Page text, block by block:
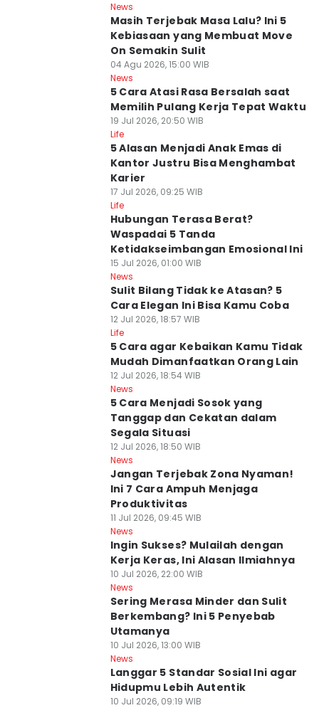
News
Masih Terjebak Masa Lalu? Ini 5
Kebiasaan yang Membuat Move
On Semakin Sulit
04 Agu 2026, 15:00 WIB
News
5 Cara Atasi Rasa Bersalah saat
Memilih Pulang Kerja Tepat Waktu
19 Jul 2026, 20:50 WIB
Life
5 Alasan Menjadi Anak Emas di
Kantor Justru Bisa Menghambat
Karier
17 Jul 2026, 09:25 WIB
Life
Hubungan Terasa Berat?
Waspadai 5 Tanda
Ketidakseimbangan Emosional Ini
15 Jul 2026, 01:00 WIB
News
Sulit Bilang Tidak ke Atasan? 5
Cara Elegan Ini Bisa Kamu Coba
12 Jul 2026, 18:57 WIB
Life
5 Cara agar Kebaikan Kamu Tidak
Mudah Dimanfaatkan Orang Lain
12 Jul 2026, 18:54 WIB
News
5 Cara Menjadi Sosok yang
Tanggap dan Cekatan dalam
Segala Situasi
12 Jul 2026, 18:50 WIB
News
Jangan Terjebak Zona Nyaman!
Ini 7 Cara Ampuh Menjaga
Produktivitas
11 Jul 2026, 09:45 WIB
News
Ingin Sukses? Mulailah dengan
Kerja Keras, Ini Alasan Ilmiahnya
10 Jul 2026, 22:00 WIB
News
Sering Merasa Minder dan Sulit
Berkembang? Ini 5 Penyebab
Utamanya
10 Jul 2026, 13:00 WIB
News
Langgar 5 Standar Sosial Ini agar
Hidupmu Lebih Autentik
10 Jul 2026, 09:19 WIB